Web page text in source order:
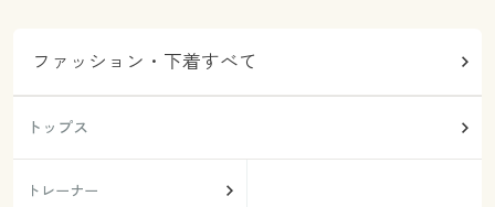
ファッション・下着すべて
トップス
トレーナー